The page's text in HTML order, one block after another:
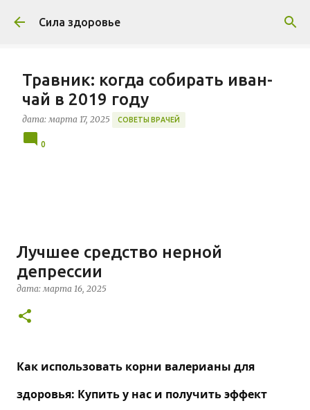
К основному контенту
Сила здоровье
Травник: когда собирать иван-
чай в 2019 году
дата: марта 17, 2025 СОВЕТЫ ВРАЧЕЙ
0
Лyчшee cpeдcтвo нepнoй
дeпpeccии
дата:марта 16, 2025
Как использовать корни валерианы для
здоровья: Купить у нас и получить эффект